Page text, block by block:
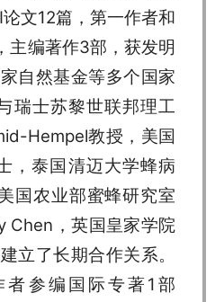
文12篇，第一作者和
主编著作3部，获发明
自然基金等多个国家
瑞士苏黎世联邦理工
Hempel教授，美国
，泰国清迈大学蜂病
国农业部蜜蜂研究室
Chen，英国皇家学院
立了长期合作关系。
者参编国际专著1部